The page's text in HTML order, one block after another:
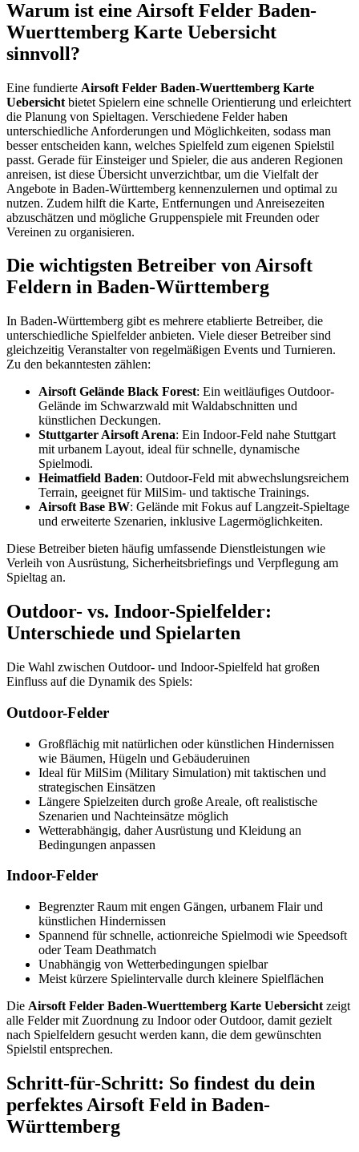
Warum ist eine Airsoft Felder Baden-
Wuerttemberg Karte Uebersicht
sinnvoll?
Eine fundierte Airsoft Felder Baden-Wuerttemberg Karte
Uebersicht bietet Spielern eine schnelle Orientierung und erleichtert
die Planung von Spieltagen. Verschiedene Felder haben
unterschiedliche Anforderungen und Möglichkeiten, sodass man
besser entscheiden kann, welches Spielfeld zum eigenen Spielstil
passt. Gerade für Einsteiger und Spieler, die aus anderen Regionen
anreisen, ist diese Übersicht unverzichtbar, um die Vielfalt der
Angebote in Baden-Württemberg kennenzulernen und optimal zu
nutzen. Zudem hilft die Karte, Entfernungen und Anreisezeiten
abzuschätzen und mögliche Gruppenspiele mit Freunden oder
Vereinen zu organisieren.
Die wichtigsten Betreiber von Airsoft
Feldern in Baden-Württemberg
In Baden-Württemberg gibt es mehrere etablierte Betreiber, die
unterschiedliche Spielfelder anbieten. Viele dieser Betreiber sind
gleichzeitig Veranstalter von regelmäßigen Events und Turnieren.
Zu den bekanntesten zählen:
Airsoft Gelände Black Forest: Ein weitläufiges Outdoor-
Gelände im Schwarzwald mit Waldabschnitten und
künstlichen Deckungen.
Stuttgarter Airsoft Arena: Ein Indoor-Feld nahe Stuttgart
mit urbanem Layout, ideal für schnelle, dynamische
Spielmodi.
Heimatfield Baden: Outdoor-Feld mit abwechslungsreichem
Terrain, geeignet für MilSim- und taktische Trainings.
Airsoft Base BW: Gelände mit Fokus auf Langzeit-Spieltage
und erweiterte Szenarien, inklusive Lagermöglichkeiten.
Diese Betreiber bieten häufig umfassende Dienstleistungen wie
Verleih von Ausrüstung, Sicherheitsbriefings und Verpflegung am
Spieltag an.
Outdoor- vs. Indoor-Spielfelder:
Unterschiede und Spielarten
Die Wahl zwischen Outdoor- und Indoor-Spielfeld hat großen
Einfluss auf die Dynamik des Spiels:
Outdoor-Felder
Großflächig mit natürlichen oder künstlichen Hindernissen
wie Bäumen, Hügeln und Gebäuderuinen
Ideal für MilSim (Military Simulation) mit taktischen und
strategischen Einsätzen
Längere Spielzeiten durch große Areale, oft realistische
Szenarien und Nachteinsätze möglich
Wetterabhängig, daher Ausrüstung und Kleidung an
Bedingungen anpassen
Indoor-Felder
Begrenzter Raum mit engen Gängen, urbanem Flair und
künstlichen Hindernissen
Spannend für schnelle, actionreiche Spielmodi wie Speedsoft
oder Team Deathmatch
Unabhängig von Wetterbedingungen spielbar
Meist kürzere Spielintervalle durch kleinere Spielflächen
Die Airsoft Felder Baden-Wuerttemberg Karte Uebersicht zeigt
alle Felder mit Zuordnung zu Indoor oder Outdoor, damit gezielt
nach Spielfeldern gesucht werden kann, die dem gewünschten
Spielstil entsprechen.
Schritt-für-Schritt: So findest du dein
perfektes Airsoft Feld in Baden-
Württemberg